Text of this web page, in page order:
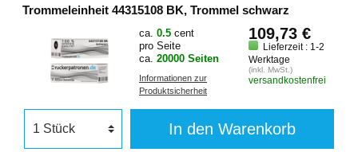
Trommeleinheit 44315108 BK, Trommel schwarz
ca. 0.5 cent
pro Seite
ca. 20000 Seiten
Informationen zur
Produktsicherheit
109,73 €
Lieferzeit : 1-2
Werktage
(inkl. MwSt.)
versandkostenfrei
In den Warenkorb